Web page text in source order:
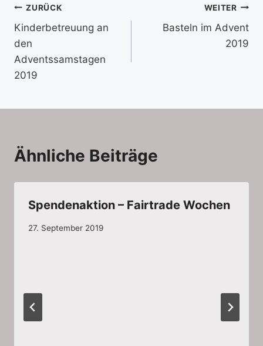
Beitragsnavigation
ZURÜCK
Kinderbetreuung an
den
Adventssamstagen
2019
WEITER
Basteln im Advent
2019
Ähnliche Beiträge
Spendenaktion – Fairtrade Wochen
27. September 2019